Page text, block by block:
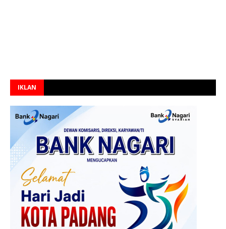
IKLAN